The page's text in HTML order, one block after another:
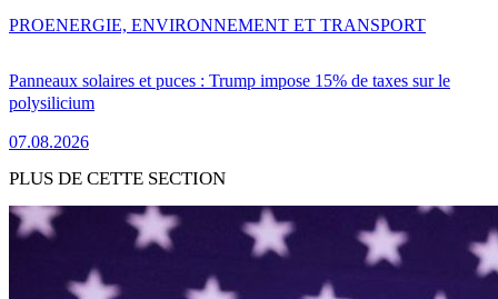
Panneaux solaires et puces : Trump impose 15% de taxes sur le
polysilicium
07.08.2026
PROENERGIE, ENVIRONNEMENT ET TRANSPORT
PLUS DE CETTE SECTION